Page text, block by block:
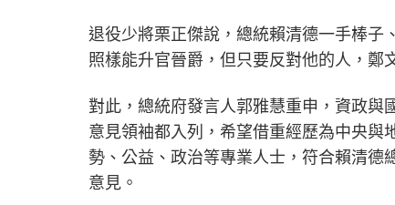
退役少將栗正傑說，總統賴清德一手棒子
照樣能升官晉爵，但只要反對他的人，鄭
對此，總統府發言人郭雅慧重申，資政與
意見領袖都入列，希望借重經歷為中央與
勢、公益、政治等專業人士，符合賴清德
意見。